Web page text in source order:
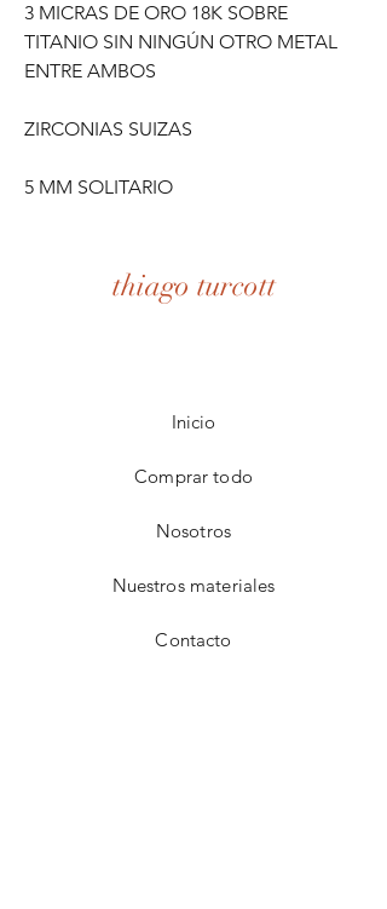
3 MICRAS DE ORO 18K SOBRE
TITANIO SIN NINGÚN OTRO METAL
ENTRE AMBOS
ZIRCONIAS SUIZAS
5 MM SOLITARIO
thiago turcott
Inicio
Comprar todo
Nosotros
Nuestros materiales
Contacto